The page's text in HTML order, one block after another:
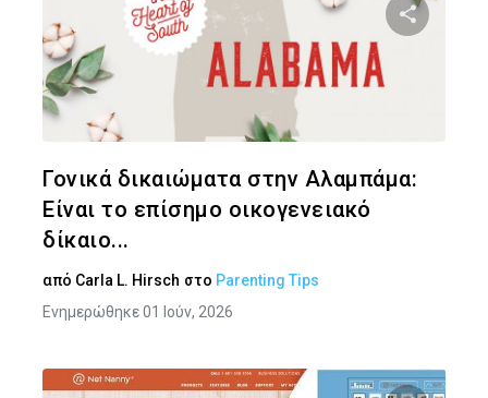
Γονικά δικαιώματα στην Αλαμπάμα:
Είναι το επίσημο οικογενειακό
δίκαιο...
από Carla L. Hirsch στο Parenting Tips
Ενημερώθηκε 01 Ιούν, 2026